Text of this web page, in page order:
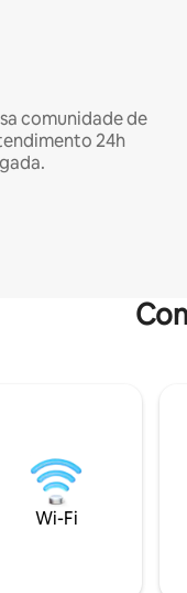
comunidade de
24h
Wi-Fi